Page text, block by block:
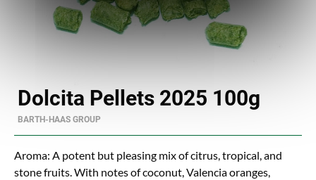
Dolcita Pellets 2025 100g
BARTH-HAAS GROUP
Aroma: A potent but pleasing mix of citrus, tropical, and
stone fruits. With notes of coconut, Valencia oranges,